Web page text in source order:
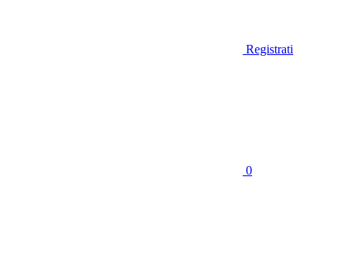
Registrati
0